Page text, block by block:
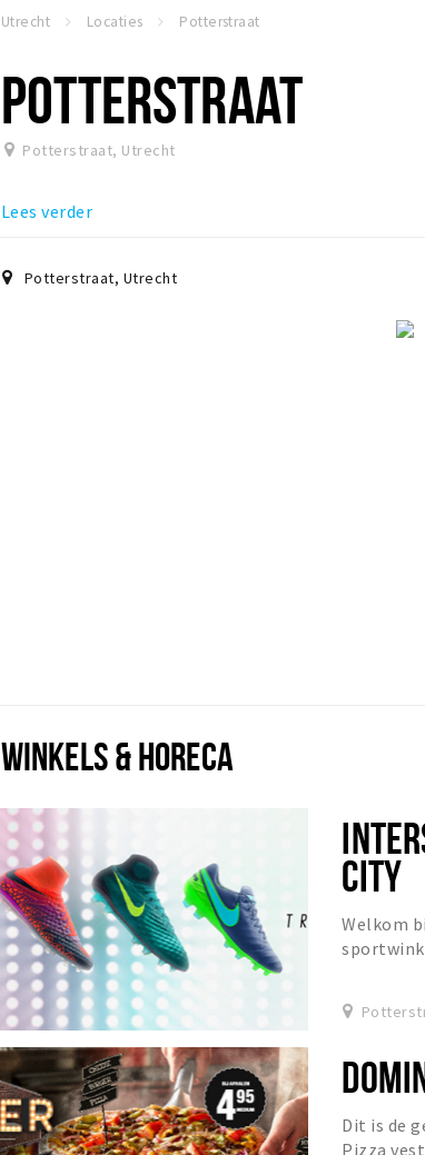
Utrecht Locaties Potterstraat
POTTERSTRAAT
Potterstraat, Utrecht
Lees verder
Potterstraat, Utrecht
WINKELS & HORECA
CITY
Welkom
Dit is de
Pizza